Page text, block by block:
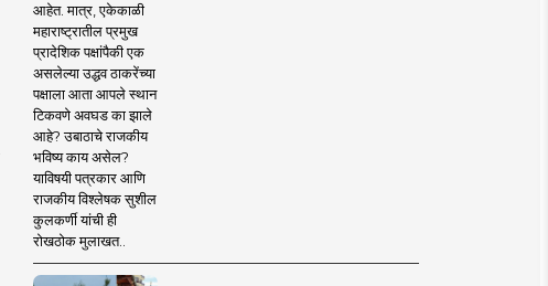
आहेत. मात्र, एकेकाळी
महाराष्ट्रातील प्रमुख
प्रादेशिक पक्षांपैकी एक
असलेल्या उद्धव ठाकरेंच्या
पक्षाला आता आपले स्थान
टिकवणे अवघड का झाले
आहे? उबाठाचे राजकीय
भविष्य काय असेल?
याविषयी पत्रकार आणि
राजकीय विश्लेषक सुशील
कुलकर्णी यांची ही
रोखठोक मुलाखत..